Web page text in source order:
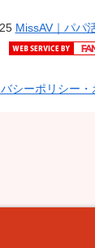
MissAV｜パパ
シーポリシー